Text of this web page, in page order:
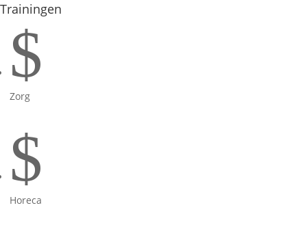
Trainingen
$
Zorg
$
Horeca